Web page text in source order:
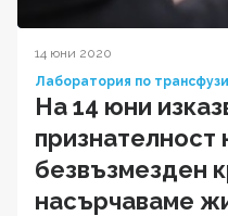
14 юни 2020
Лаборатория по
На 14 юни
признателност
безвъзмезден
насърчаваме